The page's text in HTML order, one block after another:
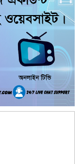
২য় বার্ষিকী
দোয়া ও গণমিছিল
অনুষ্ঠানে
নেতাকে হেনস্থার